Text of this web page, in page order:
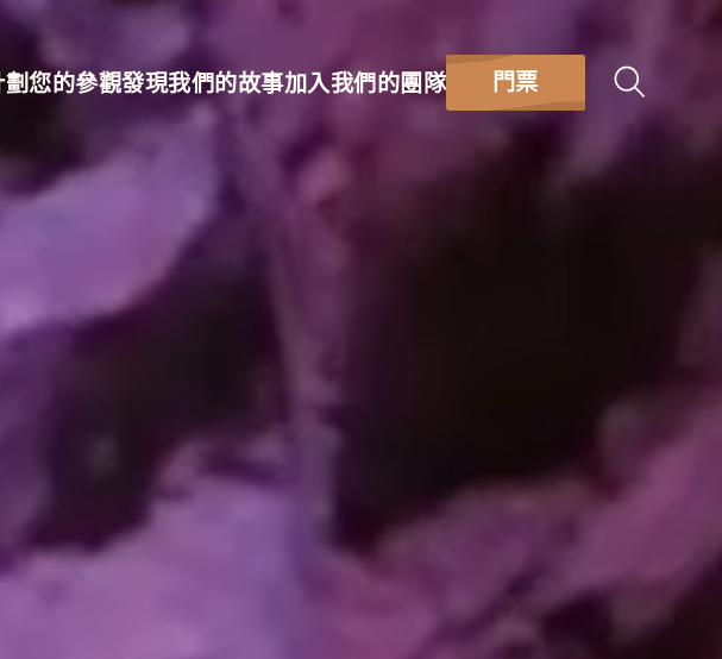
劃您的參觀發現我們的故事加入我們的團隊 門票